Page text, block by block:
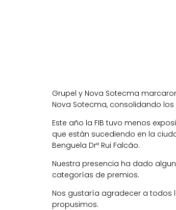
Grupel y Nova Sotecma
Nova Sotecma, consolidando
Este año la FIB tuvo menos
que están sucediendo en la
Benguela Drº Rui Falcão.
Nuestra presencia ha dado
categorías de premios.
Nos gustaría agradecer a todos
propusimos.